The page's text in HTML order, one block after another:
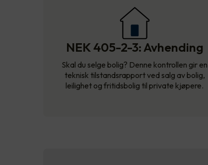
NEK 405-2-3: Avhending
Skal du selge bolig? Denne kontrollen gir en
teknisk tilstandsrapport ved salg av bolig,
leilighet og fritidsbolig til private kjøpere.